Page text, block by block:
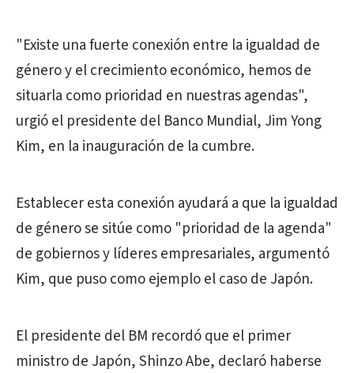
"Existe una fuerte conexión entre la igualdad de
género y el crecimiento económico, hemos de
situarla como prioridad en nuestras agendas",
urgió el presidente del Banco Mundial, Jim Yong
Kim, en la inauguración de la cumbre.
Establecer esta conexión ayudará a que la igualdad
de género se sitúe como "prioridad de la agenda"
de gobiernos y líderes empresariales, argumentó
Kim, que puso como ejemplo el caso de Japón.
El presidente del BM recordó que el primer
ministro de Japón, Shinzo Abe, declaró haberse